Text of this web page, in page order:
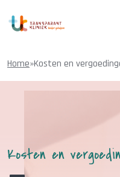
Home»Kosten en
Kosten en